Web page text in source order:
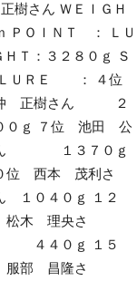
樹さん ＷＥＩＧＨ
ＰＯＩＮＴ ： ＬＵ
Ｔ：３２８０ｇ Ｓ
ＬＵＲＥ ： ４位
仲 正樹さん ２
ｇ ７位 池田 公
ん １３７０ｇ
西本 茂利さ
０４０ｇ １２
木 理央さ
４０ｇ １５
部 昌隆さ